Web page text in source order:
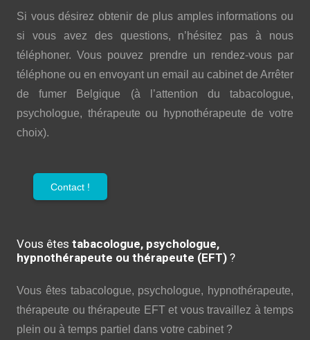
Si vous désirez obtenir de plus amples informations ou
si vous avez des questions, n’hésitez pas à nous
téléphoner. Vous pouvez prendre un rendez-vous par
téléphone ou en envoyant un email au cabinet de Arrêter
de fumer Belgique (à l’attention du tabacologue,
psychologue, thérapeute ou hypnothérapeute de votre
choix).
Contact !
Vous êtes tabacologue, psychologue,
hypnothérapeute ou thérapeute (EFT) ?
Vous êtes tabacologue, psychologue, hypnothérapeute,
thérapeute ou thérapeute EFT et vous travaillez à temps
plein ou à temps partiel dans votre cabinet ?